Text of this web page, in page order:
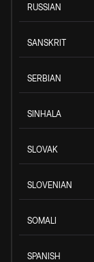
RUSSIAN
SANSKRIT
SERBIAN
SINHALA
SLOVAK
SLOVENIAN
SOMALI
SPANISH